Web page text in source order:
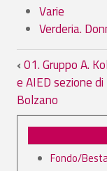
Varie
Verderia.
Book
‹01. Gruppo A.
e AIED sezione di
Bolzano
Fondo/